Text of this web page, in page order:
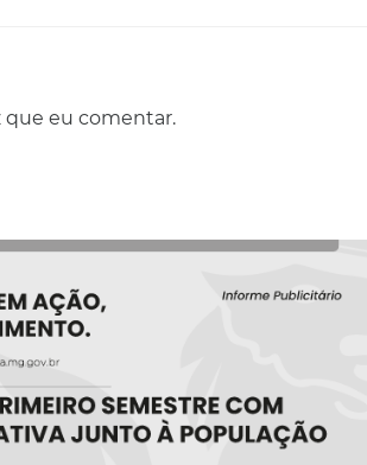
que eu comentar.